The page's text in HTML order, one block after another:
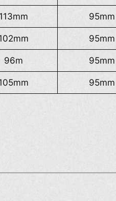
113mm 95mm
95mm
96m 95mm
95mm